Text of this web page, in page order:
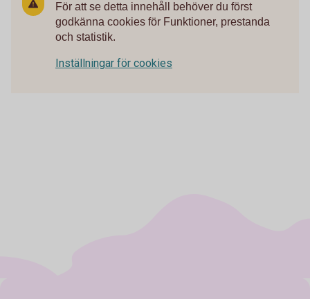
För att se detta innehåll behöver du först
godkänna cookies för Funktioner, prestanda
och statistik.
Inställningar för cookies